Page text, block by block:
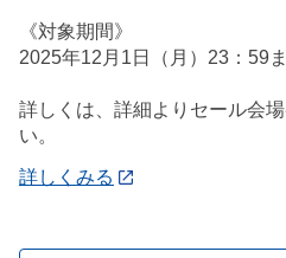
《対象期間》
2025年12月1日（月）23：59
詳しくは、詳細よりセール会
い。
詳しくみる